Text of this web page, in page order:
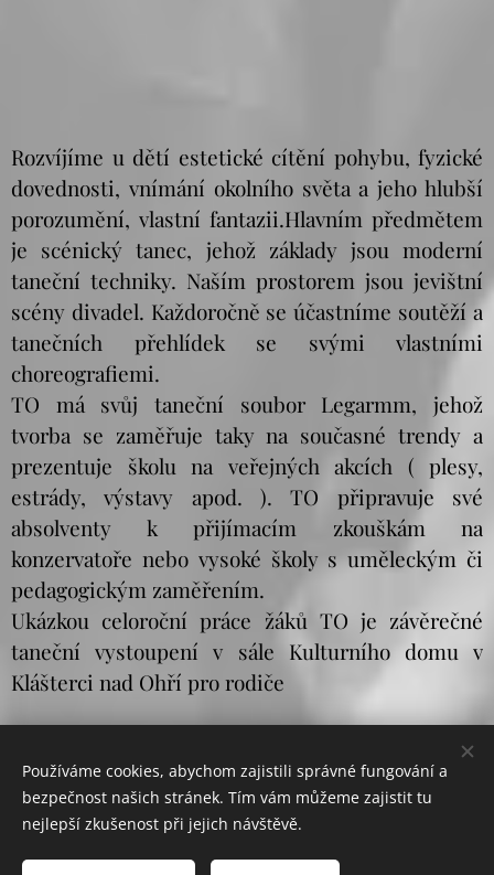
Rozvíjíme u dětí estetické cítění pohybu, fyzické
dovednosti, vnímání okolního světa a jeho hlubší
porozumění, vlastní fantazii.Hlavním předmětem
je scénický tanec, jehož základy jsou moderní
taneční techniky. Naším prostorem jsou jevištní
scény divadel. Každoročně se účastníme soutěží a
tanečních přehlídek se svými vlastními
choreografiemi.
TO má svůj taneční soubor Legarmm, jehož
tvorba se zaměřuje taky na současné trendy a
prezentuje školu na veřejných akcích ( plesy,
estrády, výstavy apod. ). TO připravuje své
absolventy k přijímacím zkouškám na
konzervatoře nebo vysoké školy s uměleckým či
pedagogickým zaměřením.
Ukázkou celoroční práce žáků TO je závěrečné
taneční vystoupení v sále Kulturního domu v
Klášterci nad Ohří pro rodiče
Používáme cookies, abychom zajistili správné fungování a
bezpečnost našich stránek. Tím vám můžeme zajistit tu
nejlepší zkušenost při jejich návštěvě.